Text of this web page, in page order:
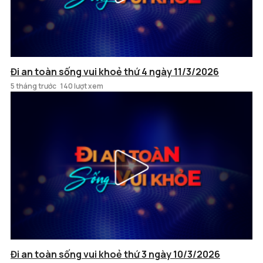
Đi an toàn sống vui khoẻ thứ 4 ngày 11/3/2026
5 tháng trước 140 lượt xem
Đi an toàn sống vui khoẻ thứ 3 ngày 10/3/2026